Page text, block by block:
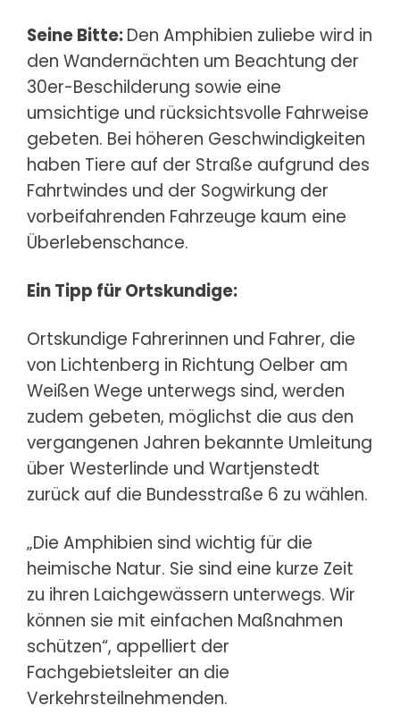
Seine Bitte:Den Amphibien zuliebe wird in
den Wandernächten um Beachtung der
30er-Beschilderung sowie eine
umsichtige und rücksichtsvolle Fahrweise
gebeten. Bei höheren Geschwindigkeiten
haben Tiere auf der Straße aufgrund des
Fahrtwindes und der Sogwirkung der
vorbeifahrenden Fahrzeuge kaum eine
Überlebenschance.
Ein Tipp für Ortskundige:
Ortskundige Fahrerinnen und Fahrer, die
von Lichtenberg in Richtung Oelber am
Weißen Wege unterwegs sind, werden
zudem gebeten, möglichst die aus den
vergangenen Jahren bekannte Umleitung
über Westerlinde und Wartjenstedt
zurück auf die Bundesstraße 6 zu wählen.
„Die Amphibien sind wichtig für die
heimische Natur. Sie sind eine kurze Zeit
zu ihren Laichgewässern unterwegs. Wir
können sie mit einfachen Maßnahmen
schützen“, appelliert der
Fachgebietsleiter an die
Verkehrsteilnehmenden.